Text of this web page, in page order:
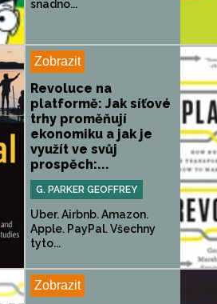
snadno...
Zobrazit
Revoluce na
platformě: Jak síťové
trhy proměňují
ekonomiku a jak je
využít ve svůj
prospěch:...
G. PARKER GEOFFREY
Uber. Airbnb. Amazon.
Apple. PayPal. Všechny
tyto...
Zobrazit